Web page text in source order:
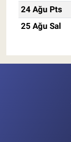
24 Ağu Pts
25 Ağu Sal